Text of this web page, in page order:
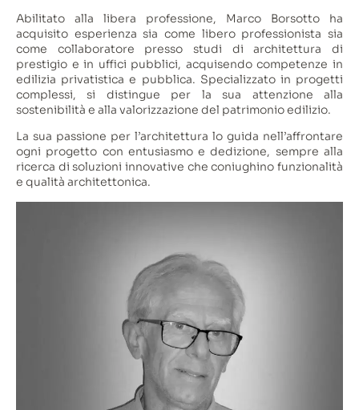
Abilitato alla libera professione, Marco Borsotto ha
acquisito esperienza sia come libero professionista sia
come collaboratore presso studi di architettura di
prestigio e in uffici pubblici, acquisendo competenze in
edilizia privatistica e pubblica. Specializzato in progetti
complessi, si distingue per la sua attenzione alla
sostenibilità e alla valorizzazione del patrimonio edilizio.
La sua passione per l’architettura lo guida nell’affrontare
ogni progetto con entusiasmo e dedizione, sempre alla
ricerca di soluzioni innovative che coniughino funzionalità
e qualità architettonica.